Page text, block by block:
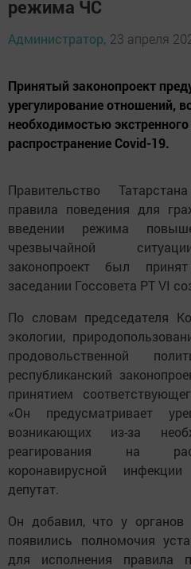
режима ЧС
Администратор, 23 апреля
Принятый законопроект
урегулирование отношений,
необходимостью
распространение Covid-19.
Правительство
правила поведения для
введении режима
чрезвычайной
законопроект был
заседании Госсовета РТ VI
По словам председателя
экологии,
продовольственной
республиканский
принятием
«Он предусматривает
возникающих из-за
реагирования на
коронавирусной
депутат.
Он добавил, что у органов
появились полномочия
для исполнения правила